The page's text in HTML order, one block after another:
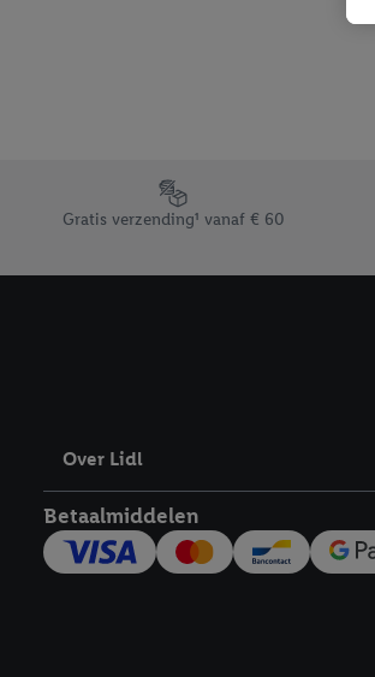
Footerelement met de verschillende USPs
Gratis verzending¹ vanaf € 60
Over Lidl
Betaalmiddelen